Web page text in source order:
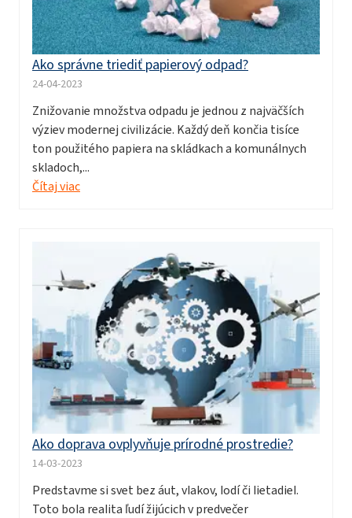
Ako správne triediť papierový odpad?
24-04-2023
Znižovanie množstva odpadu je jednou z najväčších
výziev modernej civilizácie. Každý deň končia tisíce
ton použitého papiera na skládkach a komunálnych
skladoch,...
Čítaj viac
Ako doprava ovplyvňuje prírodné prostredie?
14-03-2023
Predstavme si svet bez áut, vlakov, lodí či lietadiel.
Toto bola realita ľudí žijúcich v predvečer